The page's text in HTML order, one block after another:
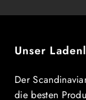
Unser
Der
die besten